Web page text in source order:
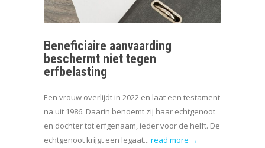
Beneficiaire aanvaarding
beschermt niet tegen
erfbelasting
Een vrouw overlijdt in 2022 en laat een testament
na uit 1986. Daarin benoemt zij haar echtgenoot
en dochter tot erfgenaam, ieder voor de helft. De
echtgenoot krijgt een legaat... read more →